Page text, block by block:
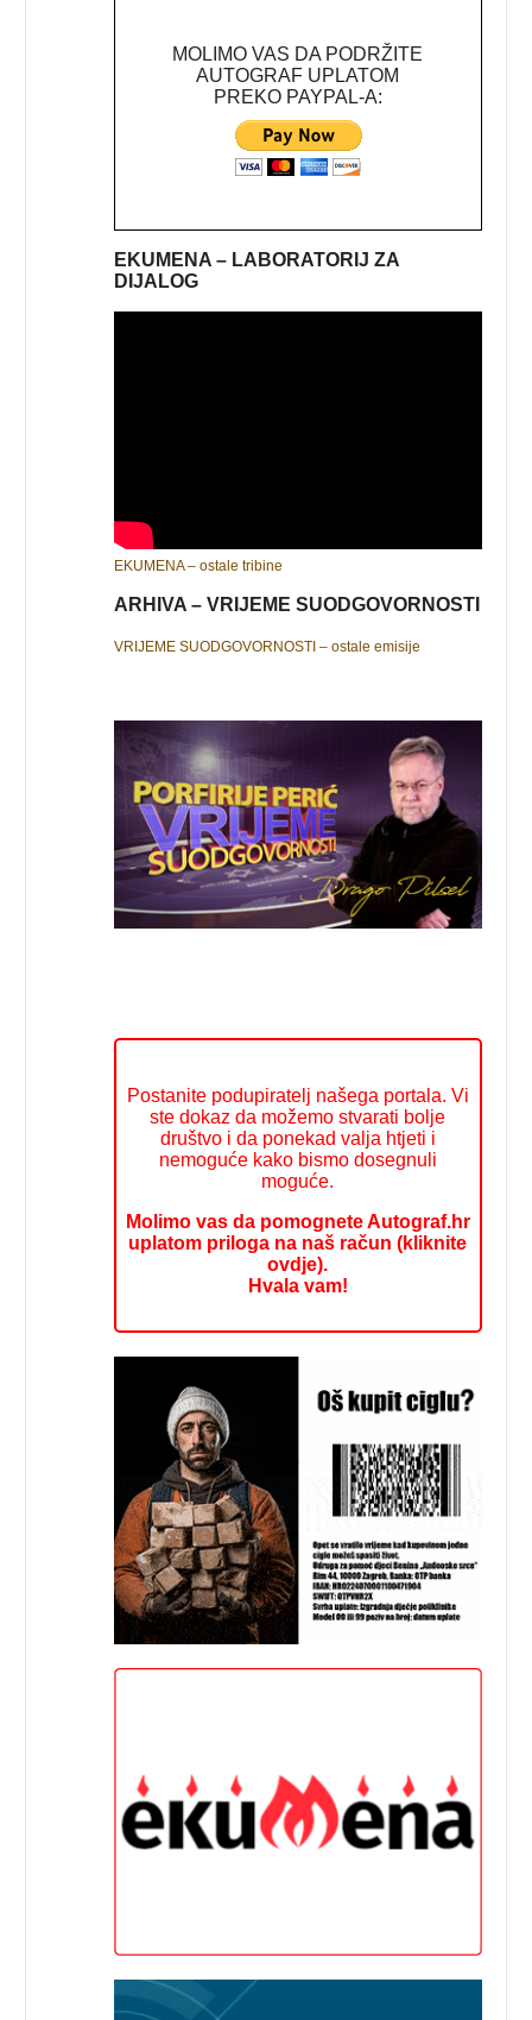
MOLIMO VAS DA PODRŽITE
AUTOGRAF UPLATOM
PREKO PAYPAL-A:
EKUMENA – LABORATORIJ ZA
DIJALOG
EKUMENA – ostale tribine
ARHIVA – VRIJEME SUODGOVORNOSTI
VRIJEME SUODGOVORNOSTI – ostale emisije
Postanite podupiratelj našega portala. Vi
ste dokaz da možemo stvarati bolje
društvo i da ponekad valja htjeti i
nemoguće kako bismo dosegnuli
moguće.
Molimo vas da pomognete Autograf.hr
uplatom priloga na naš račun (kliknite
ovdje).
Hvala vam!